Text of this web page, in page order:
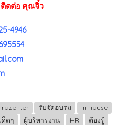
ติดต่อ คุณจิ๋ว
4946
รับจัดอบรม
in house
เด็ดๆ ผู้บริหารงาน HR ต้องรู้